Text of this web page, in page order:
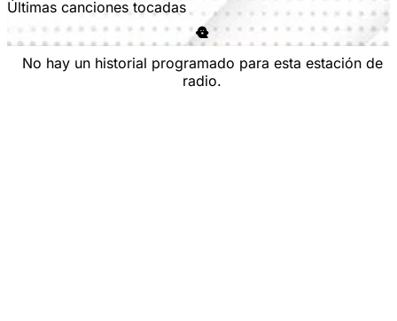
Últimas canciones tocadas
No hay un historial programado para esta estación de
radio.